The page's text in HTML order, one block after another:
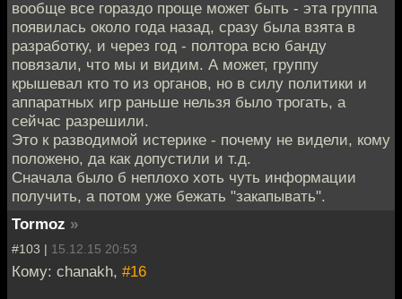
вообще все гораздо проще может быть - эта группа
появилась около года назад, сразу была взята в
разработку, и через год - полтора всю банду
повязали, что мы и видим. А может, группу
крышевал кто то из органов, но в силу политики и
аппаратных игр раньше нельзя было трогать, а
сейчас разрешили.
Это к разводимой истерике - почему не видели, кому
положено, да как допустили и т.д.
Сначала было б неплохо хоть чуть информации
получить, а потом уже бежать "закапывать".
Tormoz »
#103 | 15.12.15 20:53
Кому: chanakh, #16